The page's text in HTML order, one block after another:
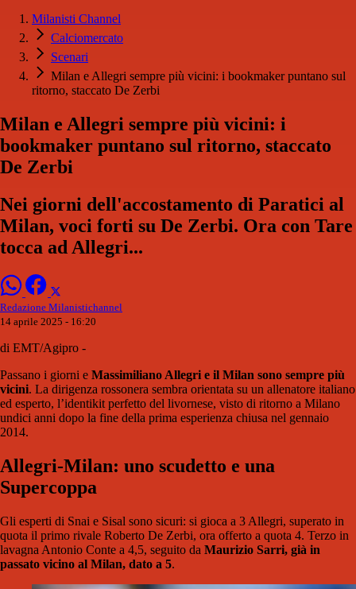
Milanisti Channel
Calciomercato
Scenari
Milan e Allegri sempre più vicini: i bookmaker puntano sul
ritorno, staccato De Zerbi
Milan e Allegri sempre più vicini: i
bookmaker puntano sul ritorno, staccato
De Zerbi
Nei giorni dell'accostamento di Paratici al
Milan, voci forti su De Zerbi. Ora con Tare
tocca ad Allegri...
Redazione Milanistichannel
14 aprile 2025 - 16:20
di EMT/Agipro -
Passano i giorni e Massimiliano Allegri e il Milan sono sempre più
vicini. La dirigenza rossonera sembra orientata su un allenatore italiano
ed esperto, l’identikit perfetto del livornese, visto di ritorno a Milano
undici anni dopo la fine della prima esperienza chiusa nel gennaio
2014.
Allegri-Milan: uno scudetto e una
Supercoppa
Gli esperti di Snai e Sisal sono sicuri: si gioca a 3 Allegri, superato in
quota il primo rivale Roberto De Zerbi, ora offerto a quota 4. Terzo in
lavagna Antonio Conte a 4,5, seguito da Maurizio Sarri, già in
passato vicino al Milan, dato a 5.